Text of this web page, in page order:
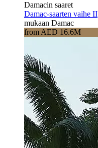
Damacin saaret
Damac-saarten vaihe II
mukaan Damac
from AED 16.6M